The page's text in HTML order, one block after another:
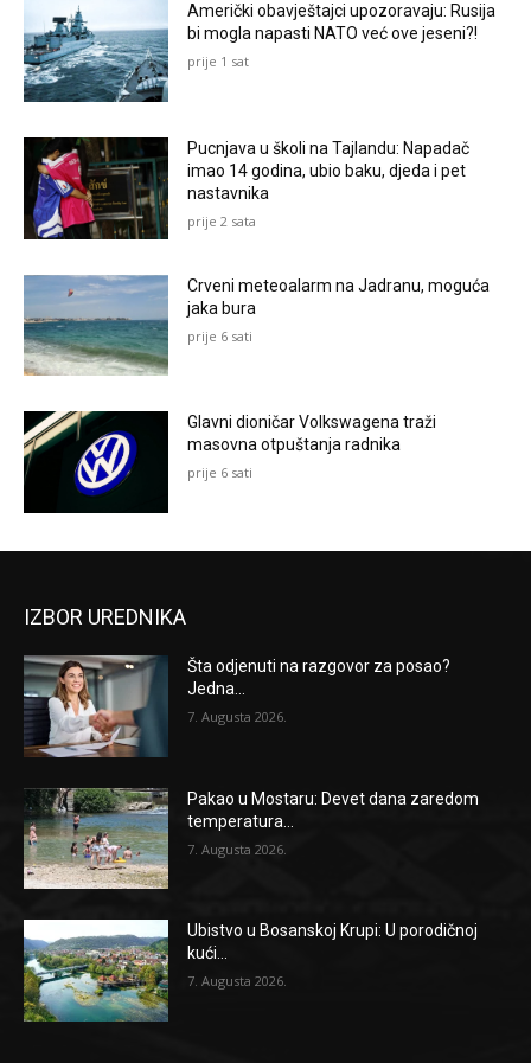
Američki obavještajci upozoravaju: Rusija
bi mogla napasti NATO već ove jeseni?!
prije 1 sat
Pucnjava u školi na Tajlandu: Napadač
imao 14 godina, ubio baku, djeda i pet
nastavnika
prije 2 sata
Crveni meteoalarm na Jadranu, moguća
jaka bura
prije 6 sati
Glavni dioničar Volkswagena traži
masovna otpuštanja radnika
prije 6 sati
IZBOR UREDNIKA
Šta odjenuti na razgovor za posao?
Jedna...
7. Augusta 2026.
Pakao u Mostaru: Devet dana zaredom
temperatura...
7. Augusta 2026.
Ubistvo u Bosanskoj Krupi: U porodičnoj
kući...
7. Augusta 2026.